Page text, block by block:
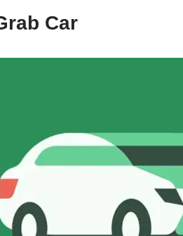
Car